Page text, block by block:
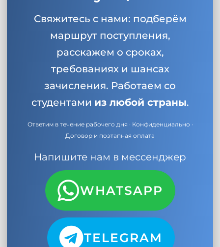
Свяжитесь с нами: подберём
маршрут поступления,
расскажем о сроках,
требованиях и шансах
зачисления. Работаем со
студентами из любой страны.
Ответим в течение рабочего дня · Конфиденциально ·
Договор и поэтапная оплата
Напишите нам в мессенджер
WHATSAPP
TELEGRAM